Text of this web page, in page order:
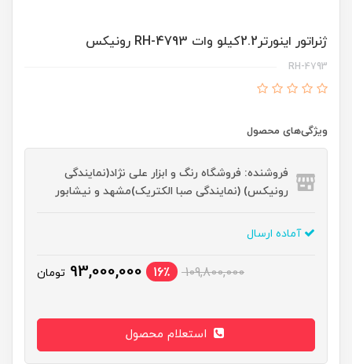
ژنراتور اینورتر2.2کیلو وات RH-4793 رونیکس
RH-4793
ویژگی‌های محصول
فروشنده: فروشگاه رنگ و ابزار علی نژاد(نمایندگی
رونیکس) (نمایندگی صبا الکتریک)مشهد و نیشابور
آماده ارسال
109,800,000 16٪ 93,000,000 تومان